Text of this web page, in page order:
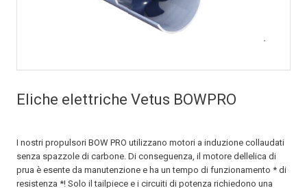
Eliche elettriche Vetus BOWPRO
I nostri propulsori BOW PRO utilizzano motori a induzione collaudati
senza spazzole di carbone. Di conseguenza, il motore dellelica di
prua è esente da manutenzione e ha un tempo di funzionamento * di
resistenza *! Solo il tailpiece e i circuiti di potenza richiedono una